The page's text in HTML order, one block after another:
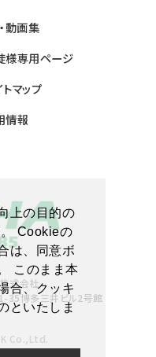
上の目的の
Cookieの
は、同意ボ
このまま本
合、クッキ
といたしま
動画集
様専用ページ
マップ
情報
式会社
35博多三井ビル2号館
Co.,Ltd.